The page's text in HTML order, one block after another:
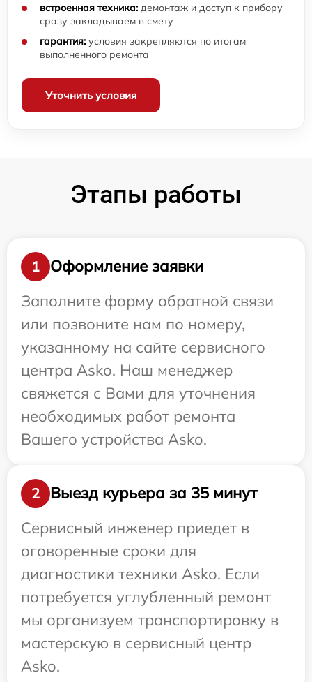
встроенная техника: демонтаж и доступ к прибору
сразу закладываем в смету
гарантия: условия закрепляются по итогам
выполненного ремонта
Уточнить условия
Этапы работы
1
Оформление заявки
Заполните форму обратной связи
или позвоните нам по номеру,
указанному на сайте сервисного
центра Asko. Наш менеджер
свяжется с Вами для уточнения
необходимых работ ремонта
Вашего устройства Asko.
2
Выезд курьера за 35 минут
Сервисный инженер приедет в
оговоренные сроки для
диагностики техники Asko. Если
потребуется углубленный ремонт
мы организуем транспортировку в
мастерскую в сервисный центр
Asko.